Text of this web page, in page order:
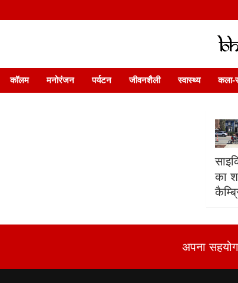
हिंदी में समाचार, विचार, ऑडियो, वीडियो और फ़ीचर. भारत बोलेगा हिंदी
कॉलम मनोरंजन पर्यटन जीवनशैली स्वास्थ्य कला-
का
अपना